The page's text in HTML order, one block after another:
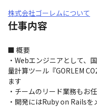
株式会社ゴーレムについて
仕事内容
■ 概要
・Webエンジニアとして、
量計算ツール『GORLEM
ます
・チームのリード業務もお
・開発にはRuby on Railsを